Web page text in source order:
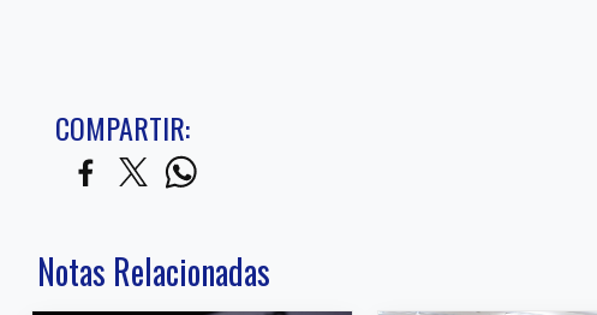
COMPARTIR:
Notas Relacionadas